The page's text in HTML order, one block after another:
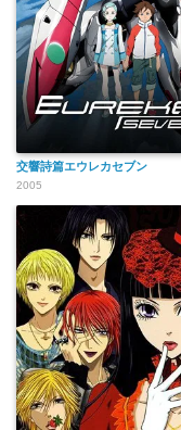
交響詩篇エウレカセブン
2005